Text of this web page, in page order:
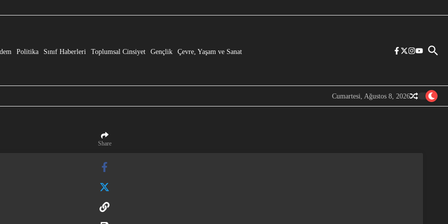
Politika Sınıf Haberleri Toplumsal Cinsiyet Gençlik Çevre, Yaşam ve Sanat
Cumartesi, Ağustos 8, 2026
Share